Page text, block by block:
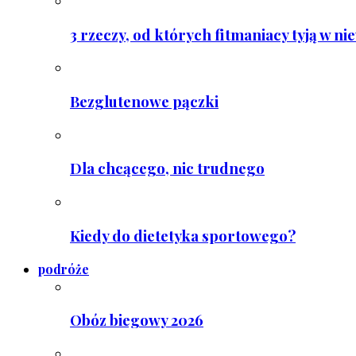
3 rzeczy, od których fitmaniacy tyją w
Bezglutenowe pączki
Dla chcącego, nic trudnego
Kiedy do dietetyka sportowego?
podróże
Obóz biegowy 2026